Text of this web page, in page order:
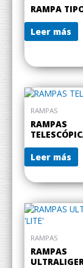
RAMPA
Leer más
RAMPAS
RAMPAS
Leer más
RAMPAS
RAMPAS